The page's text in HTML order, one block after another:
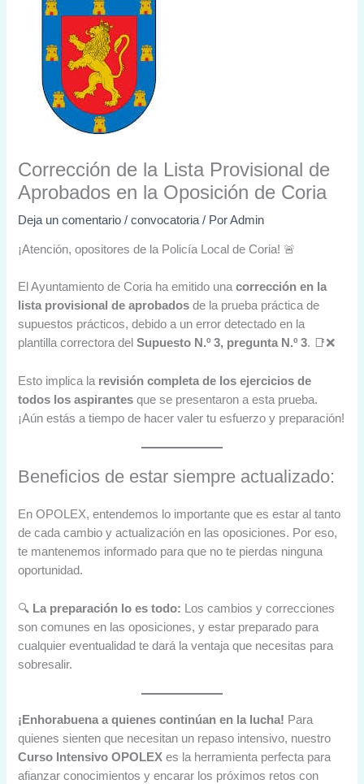
Corrección de la Lista Provisional de
Aprobados en la Oposición de Coria
Deja un comentario /convocatoria / PorAdmin
¡Atención, opositores de la Policía Local de Coria! 🚨
El Ayuntamiento de Coria ha emitido unacorrección en la
lista provisional de aprobados de la prueba práctica de
supuestos prácticos, debido a un error detectado en la
plantilla correctora delSupuesto N.º 3, pregunta N.º 3. 📑❌
Esto implica la revisión completa de los ejercicios de
todos los aspirantes que se presentaron a esta prueba.
¡Aún estás a tiempo de hacer valer tu esfuerzo y preparación!
Beneficios de estar siempre actualizado:
En OPOLEX, entendemos lo importante que es estar al tanto
de cada cambio y actualización en las oposiciones. Por eso,
te mantenemos informado para que no te pierdas ninguna
oportunidad.
🔍 La preparación lo es todo: Los cambios y correcciones
son comunes en las oposiciones, y estar preparado para
cualquier eventualidad te dará la ventaja que necesitas para
sobresalir.
¡Enhorabuena a quienes continúan en la lucha! Para
quienes sienten que necesitan un repaso intensivo, nuestro
Curso Intensivo OPOLEX es la herramienta perfecta para
afianzar conocimientos y encarar los próximos retos con